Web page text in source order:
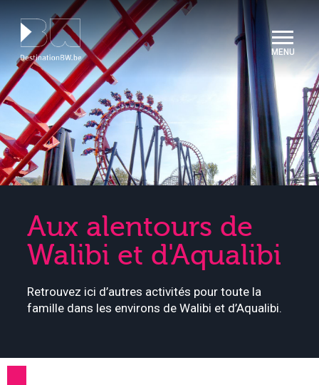
Panneau de gestion des cookies
Aux alentours de
Walibi et d'Aqualibi
Retrouvez ici d’autres activités pour toute la
famille dans les environs de Walibi et d’Aqualibi.